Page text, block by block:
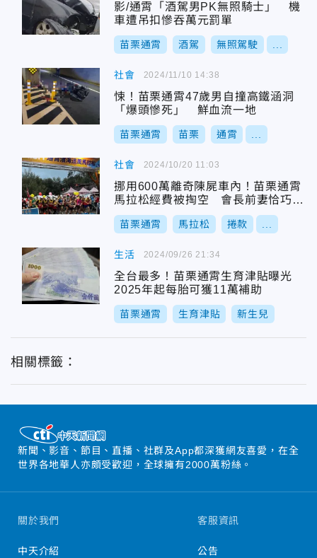
影/通霄「酒駕男PK無照騎士」 機
車遭吊扣慘吞萬元罰單
苗栗通霄 酒駕 無照駕駛
社會
悚！苗栗通霄47歲男自撞高鐵涵洞
「爆頭慘死」 鮮血流一地
苗栗通霄 苗栗 通霄
2024/11/10 14:38
社會
挪用600萬離奇陳屍車內！苗栗通霄
馬拉松經費被掏空 會長前妻恰巧買
房
苗栗通霄 馬拉松 捲款
2024/10/20 11:03
生活
全台最多！苗栗通霄生育津貼曝光
2025年起每胎可獲11萬補助
苗栗通霄 生育津貼 新生兒
2024/09/26 21:34
相關標籤：
新聞、影音、節目、直播、社群及App都深獲網友喜愛，在全
世界各地華人亦頗受歡迎，全球擁有2000萬粉絲。
關於我們
中天介紹
客服資訊
公告